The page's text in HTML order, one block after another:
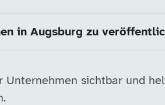
in Augsburg zu
sichtbar und